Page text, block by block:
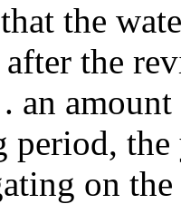
the
the
an
period,
on